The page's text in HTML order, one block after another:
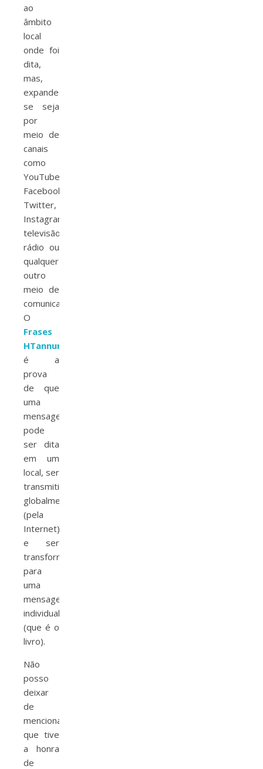
ao
âmbito
local
onde foi
dita,
mas,
expande-
se seja
por
meio de
canais
como
YouTube,
Facebook,
Twitter,
Instagram,
televisão,
rádio ou
qualquer
outro
meio de
comunicação.
O
Frases
HTannure
é a
prova
de que
uma
mensagem
pode
ser dita
em um
local, ser
transmitida
globalmente
(pela
Internet)
e ser
transformada
para
uma
mensagem
individual
(que é o
livro).
Não
posso
deixar
de
mencionar
que tive
a honra
de